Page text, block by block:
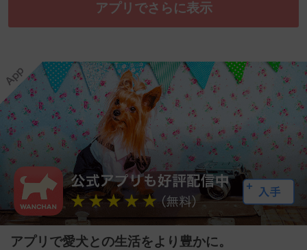
アプリでさらに表示
アプリで愛犬との生活をより豊かに。